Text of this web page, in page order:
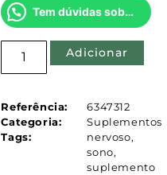
Tem dúvidas sobre este produto?
Adicionar
Referência:
6347312
Categoria:
Suplementos
Tags:
nervoso,
sono,
suplemento